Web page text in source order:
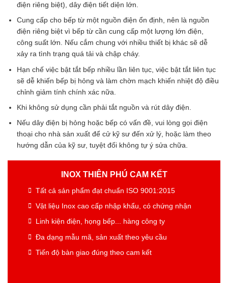
điện riêng biệt), dây điện tiết diện lớn.
Cung cấp cho bếp từ một nguồn điện ổn định, nên là nguồn
điện riêng biệt vì bếp từ cần cung cấp một lượng lớn điện,
công suất lớn. Nếu cắm chung với nhiều thiết bị khác sẽ dễ
xảy ra tình trạng quá tải và chập cháy.
Hạn chế việc bật tắt bếp nhiều lần liên tục, việc bật tắt liên tục
sẽ dễ khiến bếp bị hỏng và làm chờn mạch khiến nhiệt độ điều
chỉnh giảm tính chính xác nữa.
Khi không sử dụng cần phải tắt nguồn và rút dây điện.
Nếu dây điện bị hỏng hoặc bếp có vấn đề, vui lòng gọi điện
thoại cho nhà sản xuất để cử kỹ sư đến xử lý, hoặc làm theo
hướng dẫn của kỹ sư, tuyệt đối không tự ý sửa chữa.
INOX THIÊN PHÚ CAM KẾT
Tất cả sản phẩm đạt chuẩn ISO 9001:2015
Vật liệu Inox cao cấp nhập khẩu, có chứng nhận
Linh kiện điện, họng bếp... hàng công ty
Đa dạng mẫu mã, sản xuất theo yêu cầu
Tiến độ bàn giao đúng theo cam kết